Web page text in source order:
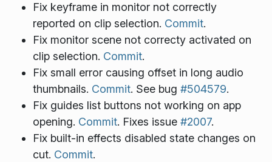
Fix keyframe in monitor not correctly
reported on clip selection. Commit.
Fix monitor scene not correcty activated on
clip selection. Commit.
Fix small error causing offset in long audio
thumbnails. Commit. See bug #504579.
Fix guides list buttons not working on app
opening. Commit. Fixes issue #2007.
Fix built-in effects disabled state changes on
cut. Commit.